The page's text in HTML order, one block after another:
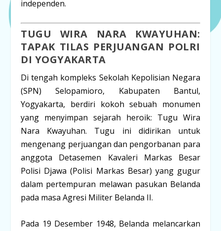
independen.
TUGU WIRA NARA KWAYUHAN:
TAPAK TILAS PERJUANGAN POLRI
DI YOGYAKARTA
Di tengah kompleks Sekolah Kepolisian Negara
(SPN) Selopamioro, Kabupaten Bantul,
Yogyakarta, berdiri kokoh sebuah monumen
yang menyimpan sejarah heroik: Tugu Wira
Nara Kwayuhan. Tugu ini didirikan untuk
mengenang perjuangan dan pengorbanan para
anggota Detasemen Kavaleri Markas Besar
Polisi Djawa (Polisi Markas Besar) yang gugur
dalam pertempuran melawan pasukan Belanda
pada masa Agresi Militer Belanda II.
Pada 19 Desember 1948, Belanda melancarkan